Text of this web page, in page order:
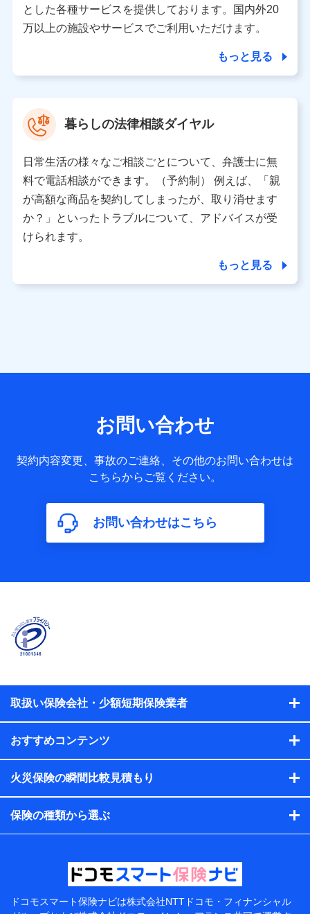
当社は株式会社NTTドコモとの間で、以下のとおり個
人データを共同利用します。
氏名、電話番号、メールアドレス、お客さまの識別子、属
性、連絡先、dポイントサービスのご利用に関する情報。例
として、dポイントカード番号、性別、年齢、家族構成、住
所、dポイント残高、dポイント利用履歴などが含まれます。
利用情報
当社又は株式会社NTTドコモが提供する各種サービスなどの
ご契約・ご利用などに関する情報。例として、当社又は株式
会社NTTドコモが提供する各種サービスのご契約状態・ご利
用履歴インターネット利用時の行動に関する情報、アプリケ
ーション利用時の行動に関する情報、購入されたサービスや
当社又は株式会社NTTドコモが提供する保険関連サービスに
送信履歴などの情報）が含まれます。
約に関する情報。例として、保険契約者及び被保険者の氏
名、住所、生年月日、性別、保険契約者と被保険者の関係、
保険加入の目的、保険商品の内容、保険料、保険料のお支払
年数などの情報、ペットの種類や年齢などの情報などが含ま
れます。
【共同して利用する者の範囲】
株式会社NTTドコモ
当社又は株式会社NTTドコモが提供する保険関連サービスに
おけるユーザ登録受付および管理のため
当社又は株式会社NTTドコモと取引のあるもしくは委託を受
れらに付帯、関連する当社、株式会社NTTドコモおよび提携
会社のサービスを案内、提供するため
析して、お客さまの趣味・嗜好・傾向に応じたサービス・商
各種セミナーの開催のため
コンサルティングサービスの実施のため
アンケートやキャンペーン等の実施のため
上記に係る案内・手続き・管理等付帯業務を行うため
当該個人データを取り扱う各共同利用者（詳細は次のと
東京都千代田区永田町2丁目11番1号 山王パークタワー
とした各種サービスを提供しております。国内外20
万以上の施設やサービスでご利用いただけます。
もっと見る
暮らしの法律相談ダイヤル
日常生活の様々なご相談ごとについて、弁護士に無
料で電話相談ができます。（予約制） 例えば、「親
が高額な商品を契約してしまったが、取り消せます
か？」といったトラブルについて、アドバイスが受
けられます。
もっと見る
お問い合わせ
契約内容変更、事故のご連絡、その他のお問い合わせは
こちらからご覧ください。
お問い合わせはこちら
取扱い保険会社・少額短期保険業者
おすすめコンテンツ
火災保険の瞬間比較見積もり
保険の種類から選ぶ
ドコモスマート保険ナビは株式会社NTTドコモ・フィナンシャル